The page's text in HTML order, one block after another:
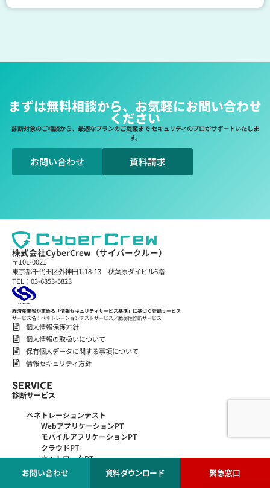
お問い合わせ 資料ダウンロード 緊急窓口
まずは無料相談から、お気軽にお問い合わせ
ください
診断対象のご相談から、最適なプランのご提案まで セキュリティのプロがサポートいたしま
す。
お問い合わせ 資料請求
株式会社CyberCrew（サイバークルー）
〒101-0021
東京都千代田区外神田1-18-13 秋葉原ダイビル6階
TEL：03-6853-5823
経済産業省が定める「情報セキュリティサービス基準」に基づく登録サービス
サービス名：ペネトレーションテストサービス／脆弱性診断サービス
個人情報保護方針
個人情報の取扱いについて
保有個人データに関する事項について
情報セキュリティ方針
SERVICE
診断サービス
ペネトレーションテスト
WebアプリケーションPT
モバイルアプリケーションPT
クラウドPT
ネットワークPT
シナリオ型PT
大規模言語モデル（LLM）PT